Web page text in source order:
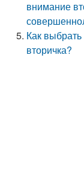
внимание
Как
вторичка?